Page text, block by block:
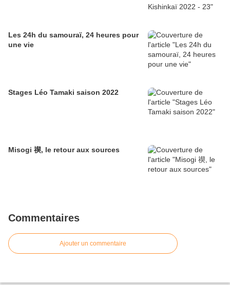
Les 24h du samouraï, 24 heures pour
une vie
Stages Léo Tamaki saison 2022
Misogi 禊, le retour aux sources
Commentaires
Ajouter un commentaire